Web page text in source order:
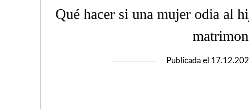
Qué hacer si una mujer odia al
Publicada el